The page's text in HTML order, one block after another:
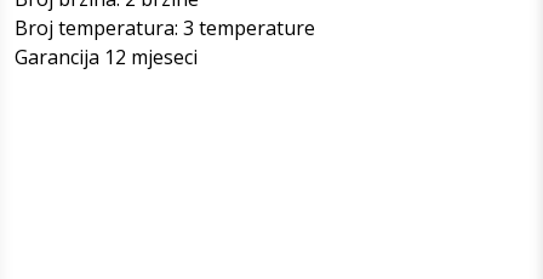
Broj temperatura: 3 temperature
Garancija 12 mjeseci